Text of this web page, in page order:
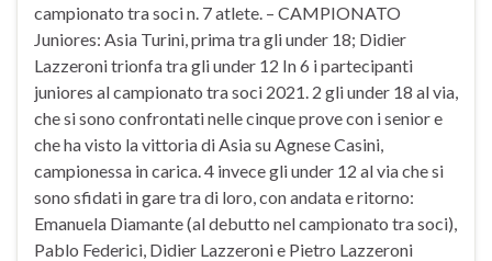
campionato tra soci n. 7 atlete. – CAMPIONATO
Juniores: Asia Turini, prima tra gli under 18; Didier
Lazzeroni trionfa tra gli under 12 In 6 i partecipanti
juniores al campionato tra soci 2021. 2 gli under 18 al via,
che si sono confrontati nelle cinque prove con i senior e
che ha visto la vittoria di Asia su Agnese Casini,
campionessa in carica. 4 invece gli under 12 al via che si
sono sfidati in gare tra di loro, con andata e ritorno:
Emanuela Diamante (al debutto nel campionato tra soci),
Pablo Federici, Didier Lazzeroni e Pietro Lazzeroni